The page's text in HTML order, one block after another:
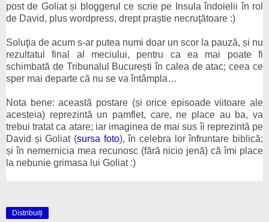
post de Goliat și bloggerul ce scrie pe Insula îndoielii în rol
de David, plus wordpress, drept praștie necruţătoare :)
Soluţia de acum s-ar putea numi doar un scor la pauză, și nu
rezultatul final al meciului, pentru ca ea mai poate fi
schimbată de Tribunalul București în calea de atac; ceea ce
sper mai departe că nu se va întâmpla…
Nota bene: această postare (și orice episoade viitoare ale
acesteia) reprezintă un pamflet, care, ne place au ba, va
trebui tratat ca atare; iar imaginea de mai sus îi reprezintă pe
David și Goliat (sursa foto),în celebra lor înfruntare biblică;
și în nemernicia mea recunosc (fără nicio jenă) că îmi place
la nebunie grimasa lui Goliat :)
Distribuiți